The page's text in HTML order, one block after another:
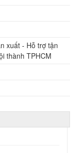
xuất - Hỗ trợ tận
thành TPHCM